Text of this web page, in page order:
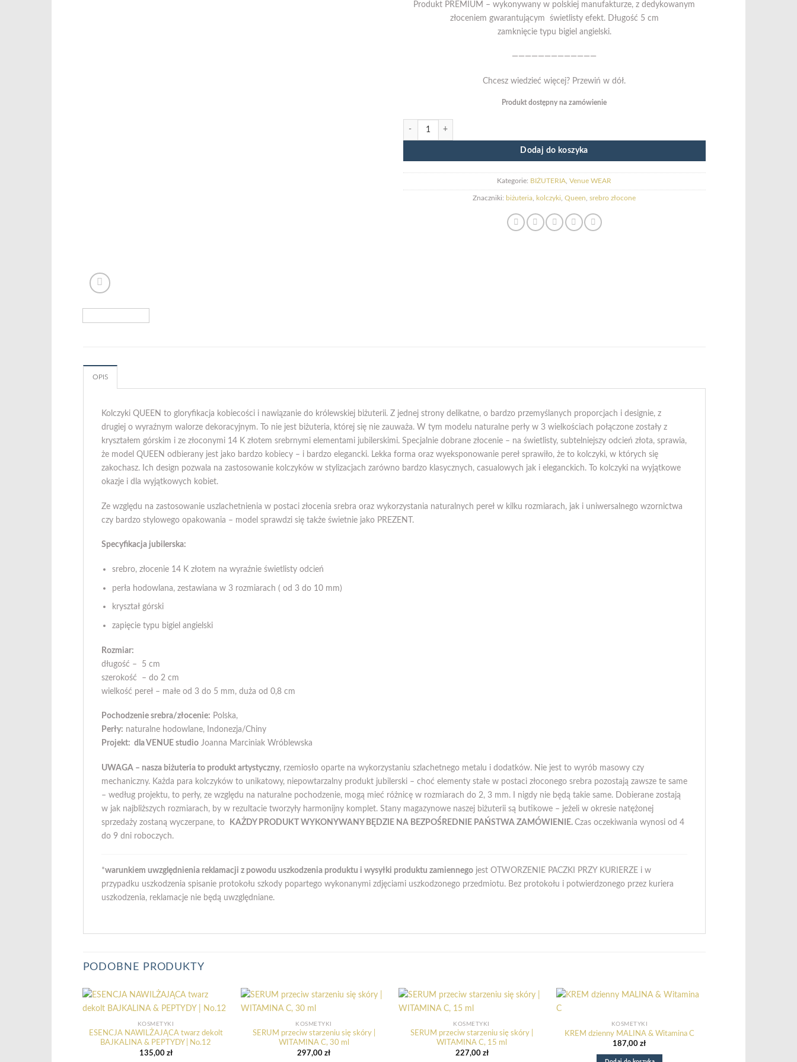
Produkt PREMIUM – wykonywany w polskiej manufakturze, z dedykowanym
złoceniem gwarantującym świetlisty efekt. Długość 5 cm
zamknięcie typu bigiel angielski.
—————————————
Chcesz wiedzieć więcej? Przewiń w dół.
Produkt dostępny na zamówienie
ilość Kolczyki z perłami QUEEN gold
Dodaj do koszyka
Kategorie: BIŻUTERIA Venue WEAR
Znaczniki: biżuteria kolczyki Queen srebro złocone
OPIS
Kolczyki QUEEN to gloryfikacja kobiecości i nawiązanie do królewskiej biżuterii. Z jednej strony delikatne, o bardzo przemyślanych proporcjach i designie, z
drugiej o wyraźnym walorze dekoracyjnym. To nie jest biżuteria, której się nie zauważa. W tym modelu naturalne perły w 3 wielkościach połączone zostały z
kryształem górskim i ze złoconymi 14 K złotem srebrnymi elementami jubilerskimi. Specjalnie dobrane złocenie – na świetlisty, subtelniejszy odcień złota, sprawia,
że model QUEEN odbierany jest jako bardzo kobiecy – i bardzo elegancki. Lekka forma oraz wyeksponowanie pereł sprawiło, że to kolczyki, w których się
zakochasz. Ich design pozwala na zastosowanie kolczyków w stylizacjach zarówno bardzo klasycznych, casualowych jak i eleganckich. To kolczyki na wyjątkowe
okazje i dla wyjątkowych kobiet.
Ze względu na zastosowanie uszlachetnienia w postaci złocenia srebra oraz wykorzystania naturalnych pereł w kilku rozmiarach, jak i uniwersalnego wzornictwa
czy bardzo stylowego opakowania – model sprawdzi się także świetnie jako PREZENT.
Specyfikacja jubilerska:
srebro, złocenie 14 K złotem na wyraźnie świetlisty odcień
perła hodowlana, zestawiana w 3 rozmiarach ( od 3 do 10 mm)
kryształ górski
zapięcie typu bigiel angielski
Rozmiar:
długość – 5 cm
szerokość – do 2 cm
wielkość pereł – małe od 3 do 5 mm, duża od 0,8 cm
Pochodzenie srebra/złocenie: Polska,
Perły: naturalne hodowlane, Indonezja/Chiny
Projekt: dla VENUE studioJoanna Marciniak Wróblewska
UWAGA – nasza biżuteria to produkt artystyczny, rzemiosło oparte na wykorzystaniu szlachetnego metalu i dodatków. Nie jest to wyrób masowy czy
mechaniczny. Każda para kolczyków to unikatowy, niepowtarzalny produkt jubilerski – choć elementy stałe w postaci złoconego srebra pozostają zawsze te same
– według projektu, to perły, ze względu na naturalne pochodzenie, mogą mieć różnicę w rozmiarach do 2, 3 mm. I nigdy nie będą takie same. Dobierane zostają
w jak najbliższych rozmiarach, by w rezultacie tworzyły harmonijny komplet. Stany magazynowe naszej biżuterii są butikowe – jeżeli w okresie natężonej
sprzedaży zostaną wyczerpane, to
KAŻDY PRODUKT WYKONYWANY BĘDZIE NA BEZPOŚREDNIE PAŃSTWA ZAMÓWIENIE. Czas oczekiwania wynosi od 4
do 9 dni roboczych.
*warunkiem uwzględnienia reklamacji z powodu uszkodzenia produktu i wysyłki produktu zamiennegojest OTWORZENIE PACZKI PRZY KURIERZE i w
przypadku uszkodzenia spisanie protokołu szkody popartego wykonanymi zdjęciami uszkodzonego przedmiotu. Bez protokołu i potwierdzonego przez kuriera
uszkodzenia, reklamacje nie będą uwzględniane.
PODOBNE PRODUKTY
KOSMETYKI
ESENCJA NAWILŻAJĄCA twarz dekolt
BAJKALINA & PEPTYDY | No.12
135,00 zł
KOSMETYKI
SERUM przeciw starzeniu się skóry |
WITAMINA C, 30 ml
297,00 zł
KOSMETYKI
SERUM przeciw starzeniu się skóry |
WITAMINA C, 15 ml
227,00 zł
KOSMETYKI
KREM dzienny MALINA & Witamina C
187,00zł